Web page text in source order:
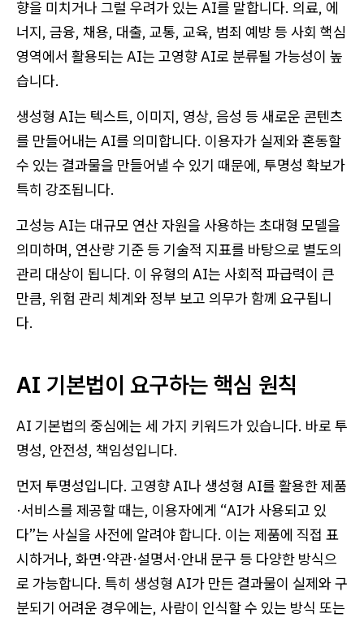
향을 미치거나 그럴 우려가 있는 AI를 말합니다. 의료, 에
너지, 금융, 채용, 대출, 교통, 교육, 범죄 예방 등 사회 핵심
영역에서 활용되는 AI는 고영향 AI로 분류될 가능성이 높
습니다.
생성형 AI는 텍스트, 이미지, 영상, 음성 등 새로운 콘텐츠
를 만들어내는 AI를 의미합니다. 이용자가 실제와 혼동할
수 있는 결과물을 만들어낼 수 있기 때문에, 투명성 확보가
특히 강조됩니다.
고성능 AI는 대규모 연산 자원을 사용하는 초대형 모델을
의미하며, 연산량 기준 등 기술적 지표를 바탕으로 별도의
관리 대상이 됩니다. 이 유형의 AI는 사회적 파급력이 큰
만큼, 위험 관리 체계와 정부 보고 의무가 함께 요구됩니
다.
AI 기본법이 요구하는 핵심 원칙
AI 기본법의 중심에는 세 가지 키워드가 있습니다. 바로 투
명성, 안전성, 책임성입니다.
먼저 투명성입니다. 고영향 AI나 생성형 AI를 활용한 제품
·서비스를 제공할 때는, 이용자에게 “AI가 사용되고 있
다”는 사실을 사전에 알려야 합니다. 이는 제품에 직접 표
시하거나, 화면·약관·설명서·안내 문구 등 다양한 방식으
로 가능합니다. 특히 생성형 AI가 만든 결과물이 실제와 구
분되기 어려운 경우에는, 사람이 인식할 수 있는 방식 또는